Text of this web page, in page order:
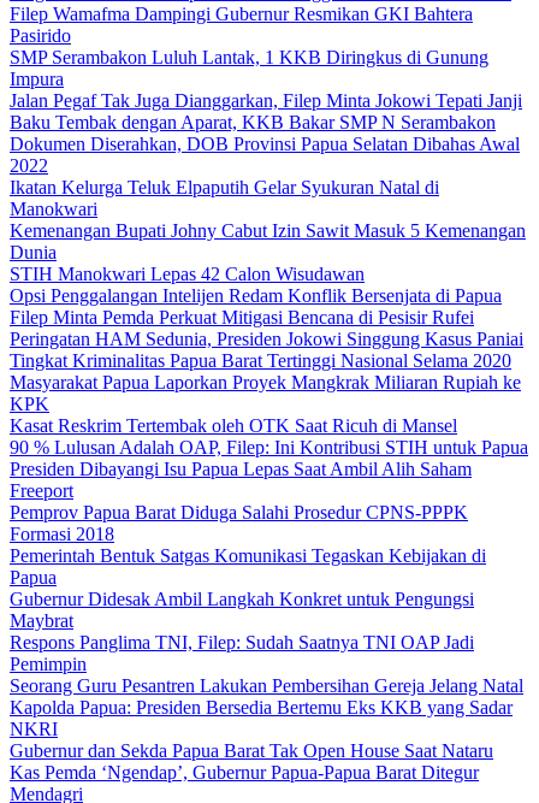
Filep Wamafma Dampingi Gubernur Resmikan GKI Bahtera
Pasirido
SMP Serambakon Luluh Lantak, 1 KKB Diringkus di Gunung
Impura
Jalan Pegaf Tak Juga Dianggarkan, Filep Minta Jokowi Tepati Janji
Baku Tembak dengan Aparat, KKB Bakar SMP N Serambakon
Dokumen Diserahkan, DOB Provinsi Papua Selatan Dibahas Awal
2022
Ikatan Kelurga Teluk Elpaputih Gelar Syukuran Natal di
Manokwari
Kemenangan Bupati Johny Cabut Izin Sawit Masuk 5 Kemenangan
Dunia
STIH Manokwari Lepas 42 Calon Wisudawan
Opsi Penggalangan Intelijen Redam Konflik Bersenjata di Papua
Filep Minta Pemda Perkuat Mitigasi Bencana di Pesisir Rufei
Peringatan HAM Sedunia, Presiden Jokowi Singgung Kasus Paniai
Tingkat Kriminalitas Papua Barat Tertinggi Nasional Selama 2020
Masyarakat Papua Laporkan Proyek Mangkrak Miliaran Rupiah ke
KPK
Kasat Reskrim Tertembak oleh OTK Saat Ricuh di Mansel
90 % Lulusan Adalah OAP, Filep: Ini Kontribusi STIH untuk Papua
Presiden Dibayangi Isu Papua Lepas Saat Ambil Alih Saham
Freeport
Pemprov Papua Barat Diduga Salahi Prosedur CPNS-PPPK
Formasi 2018
Pemerintah Bentuk Satgas Komunikasi Tegaskan Kebijakan di
Papua
Gubernur Didesak Ambil Langkah Konkret untuk Pengungsi
Maybrat
Respons Panglima TNI, Filep: Sudah Saatnya TNI OAP Jadi
Pemimpin
Seorang Guru Pesantren Lakukan Pembersihan Gereja Jelang Natal
Kapolda Papua: Presiden Bersedia Bertemu Eks KKB yang Sadar
NKRI
Gubernur dan Sekda Papua Barat Tak Open House Saat Nataru
Kas Pemda ‘Ngendap’, Gubernur Papua-Papua Barat Ditegur
Mendagri